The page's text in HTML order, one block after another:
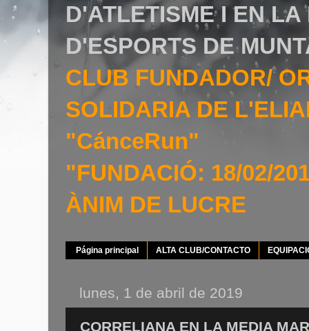
D'ATLETISME I EN
D'ESPORTS DE
CLUB FUNDADOR/
SOLIDARIA DE
"CánceRun"
"FUNDACIÓ: 18/02/
ÀNIM DE LUCRE
Página principal ALTA CLUB/CONTACTO
lunes, 1 de abril de 2019
CORRELIANA EN LA MEDIA